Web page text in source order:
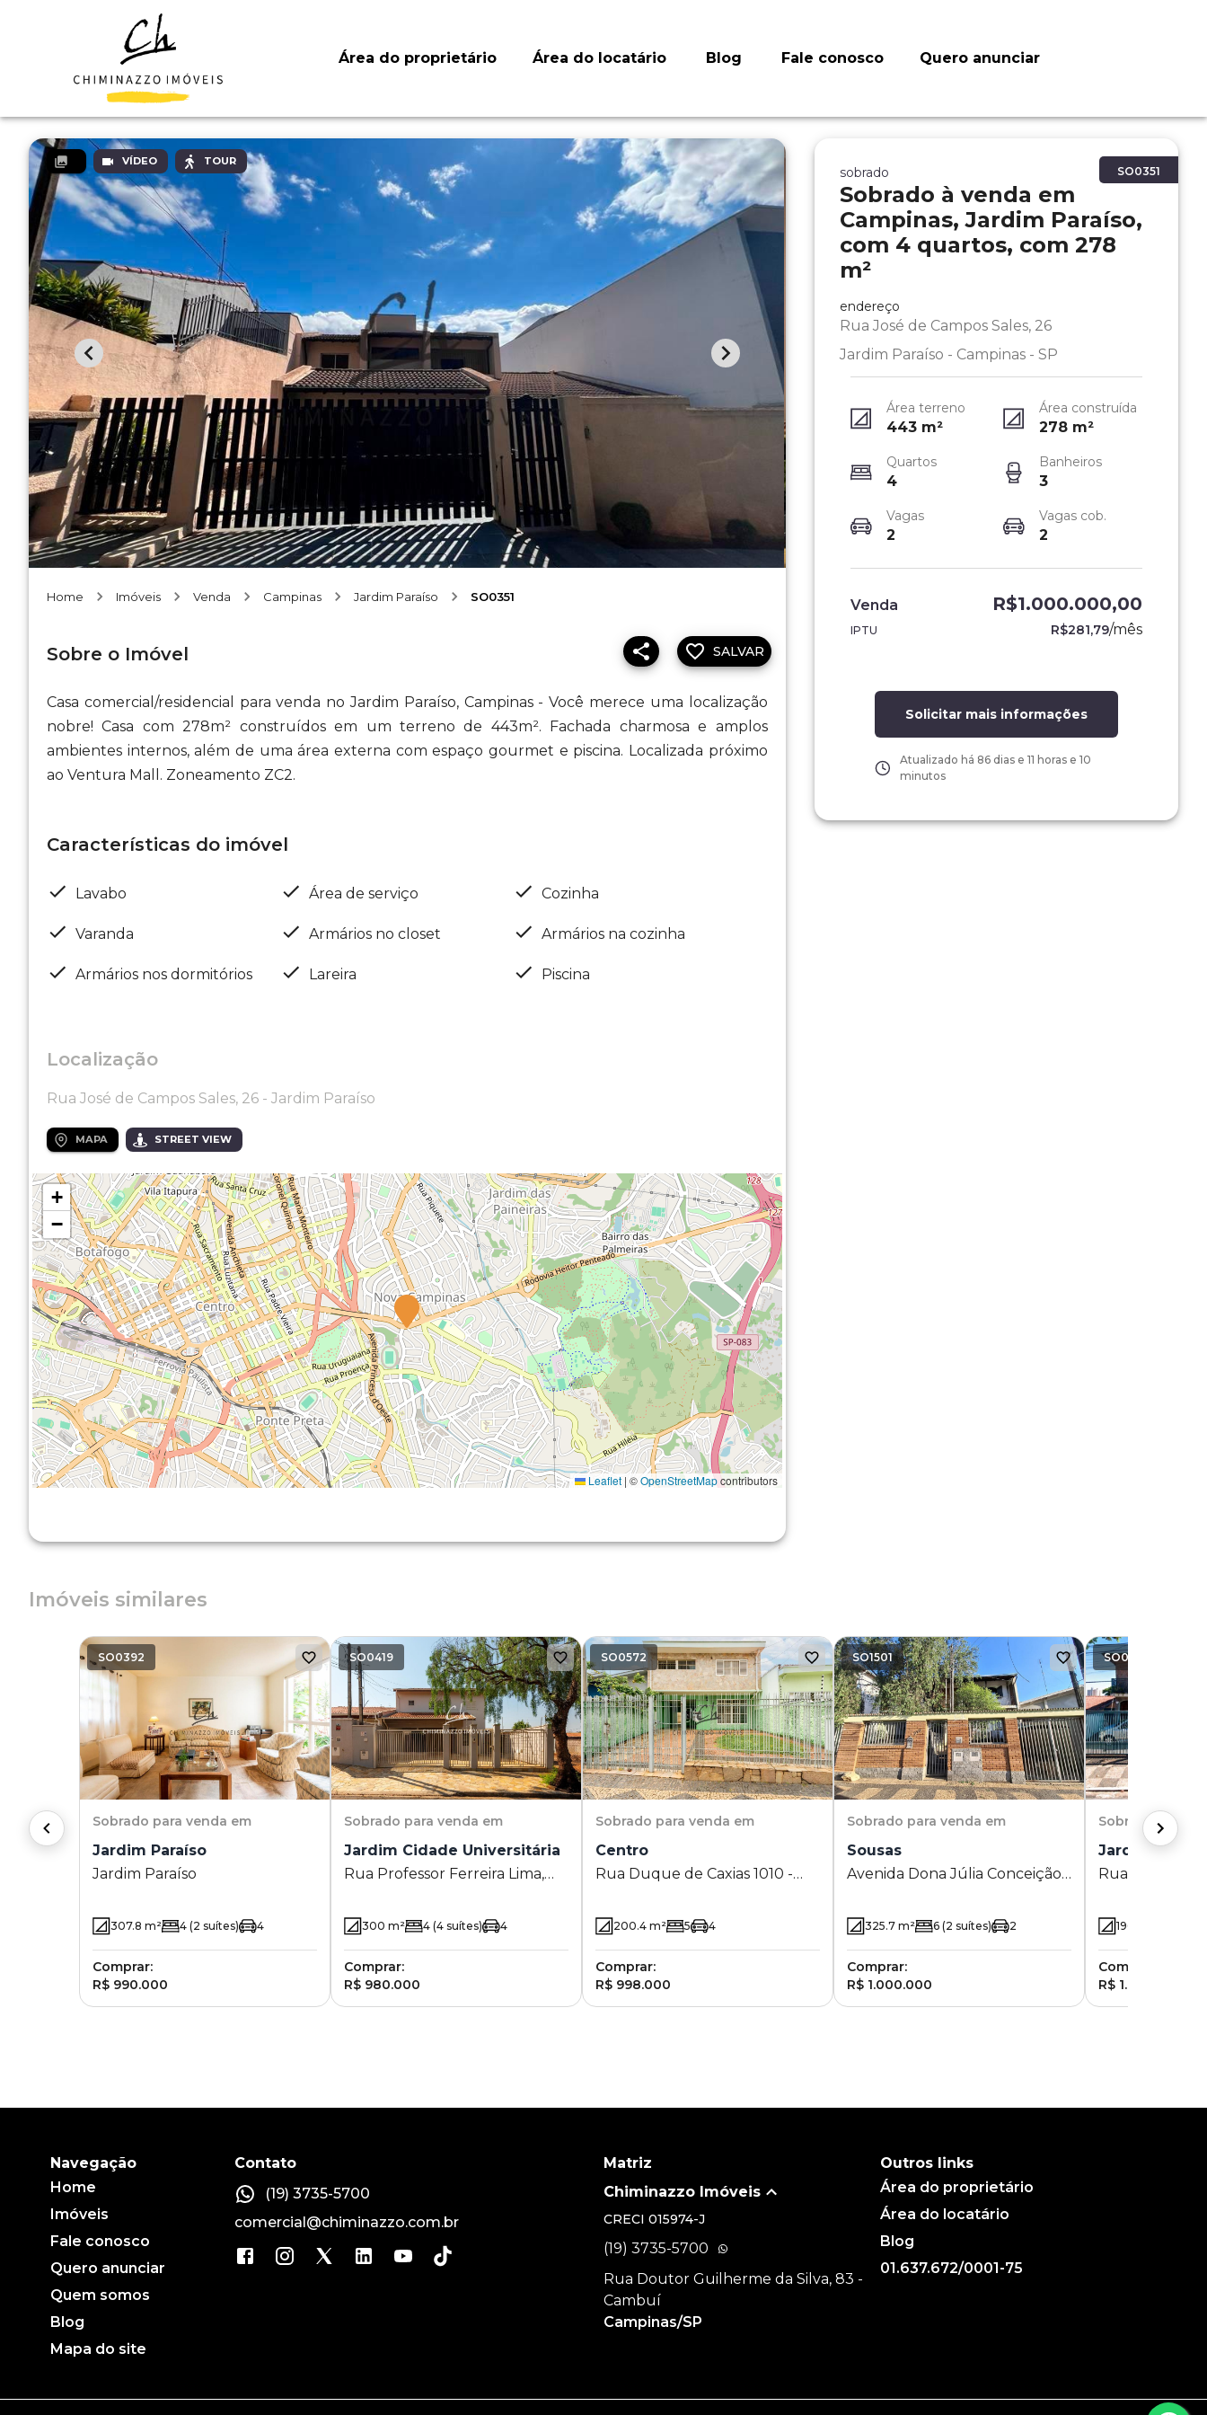
Área do proprietário Área do locatário Blog Fale conosco Quero anunciar
VÍDEO TOUR
Home Imóveis Venda Campinas Jardim Paraíso SO0351
Sobre o Imóvel
Casa comercial/residencial para venda no Jardim Paraíso, Campinas - Você merece uma localização
nobre! Casa com 278m² construídos em um terreno de 443m². Fachada charmosa e amplos
ambientes internos, além de uma área externa com espaço gourmet e piscina. Localizada próximo
ao Ventura Mall. Zoneamento ZC2.
SALVAR
Características do imóvel
Lavabo Área de serviço Cozinha
Varanda Armários no closet Armários na cozinha
Armários nos dormitórios Lareira Piscina
Localização
Rua José de Campos Sales, 26 - Jardim Paraíso
MAPA STREET VIEW
+
−
Leaflet | ©OpenStreetMapcontributors
SO0351
sobrado
Sobrado à venda em
Campinas, Jardim Paraíso,
com 4 quartos, com 278
m²
endereço
Rua José de Campos Sales, 26
Jardim Paraíso - Campinas - SP
Área terreno
443m²
Área construída
278 m²
Quartos
4
Banheiros
3
Vagas
2
Vagas cob.
2
Venda R$1.000.000,00
IPTU R$281,79/mês
Solicitar mais informações
Atualizado há 86 dias e 11 horas e 10
minutos
Imóveis similares
SO0392
Sobrado para venda em
Jardim Paraíso
Jardim Paraíso
307.8 m² 4 (2 suítes) 4
Comprar:
R$ 990.000
SO0419
Sobrado para venda em
Jardim Cidade Universitária
Rua Professor Ferreira Lima,
Universitária - Campinas - SP
300 m² 4 (4 suítes) 4
Comprar:
R$ 980.000
SO0572
Sobrado para venda em
Centro
Rua Duque de Caxias 1010 -
200.4 m² 5 4
Comprar:
R$ 998.000
SO1501
Sobrado para venda em
Sousas
Avenida Dona Júlia Conceição
SP
325.7 m² 6 (2 suítes) 2
Comprar:
R$ 1.000.000
SO0405
Sobrado para
Jardim
Rua Dona
196
Comprar:
R$ 1.000.000
Navegação
Home
Imóveis
Fale conosco
Quero anunciar
Quem somos
Blog
Mapa do site
Contato
(19) 3735-5700
comercial@chiminazzo.com.br
Matriz
Chiminazzo Imóveis
CRECI 015974-J
(19) 3735-5700
Rua Doutor Guilherme da Silva, 83 -
Cambuí
Campinas/SP
Outros links
Área do proprietário
Área do locatário
Blog
01.637.672/0001-75